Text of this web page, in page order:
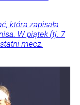
która zapisała
W piątek (tj. 7
mecz.